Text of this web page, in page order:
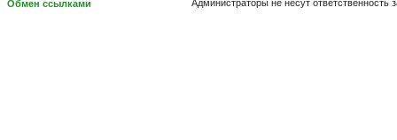
Администраторы не несут
Обмен ссылками